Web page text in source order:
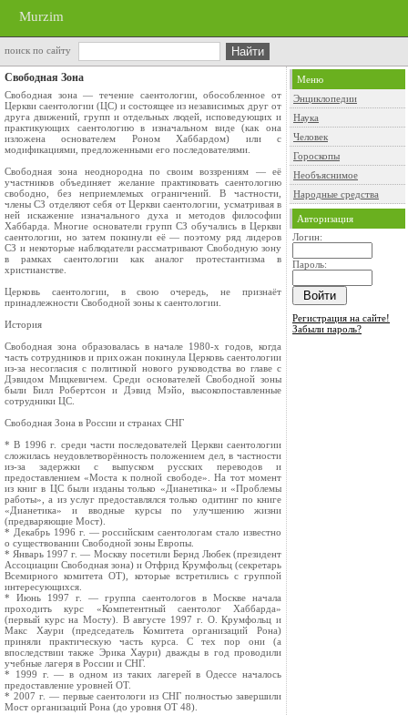
Murzim
поиск по сайту
Свободная Зона
Свободная зона — течение саентологии, обособленное от
Церкви саентологии (ЦС) и состоящее из независимых друг от
друга движений, групп и отдельных людей, исповедующих и
практикующих саентологию в изначальном виде (как она
изложена основателем Роном Хаббардом) или с
модификациями, предложенными его последователями.
Свободная зона неоднородна по своим воззрениям — её
участников объединяет желание практиковать саентологию
свободно, без неприемлемых ограничений. В частности,
члены СЗ отделяют себя от Церкви саентологии, усматривая в
ней искажение изначального духа и методов философии
Хаббарда. Многие основатели групп СЗ обучались в Церкви
саентологии, но затем покинули её — поэтому ряд лидеров
СЗ и некоторые наблюдатели рассматривают Свободную зону
в рамках саентологии как аналог протестантизма в
христианстве.
Церковь саентологии, в свою очередь, не признаёт
принадлежности Свободной зоны к саентологии.
История
Свободная зона образовалась в начале 1980-х годов, когда
часть сотрудников и прихожан покинула Церковь саентологии
из-за несогласия с политикой нового руководства во главе с
Дэвидом Мицкевичем. Среди основателей Свободной зоны
были Билл Робертсон и Дэвид Мэйо, высокопоставленные
сотрудники ЦС.
Свободная Зона в России и странах СНГ
* В 1996 г. среди части последователей Церкви саентологии
сложилась неудовлетворённость положением дел, в частности
из-за задержки c выпуском русских переводов и
предоставлением «Моста к полной свободе». На тот момент
из книг в ЦС были изданы только «Дианетика» и «Проблемы
работы», а из услуг предоставлялся только одитинг по книге
«Дианетика» и вводные курсы по улучшению жизни
(предваряющие Мост).
* Декабрь 1996 г. — российским саентологам стало известно
о существовании Свободной зоны Европы.
* Январь 1997 г. — Москву посетили Бернд Любек (президент
Ассоциации Свободная зона) и Отфрид Крумфольц (секретарь
Всемирного комитета ОТ), которые встретились с группой
интересующихся.
* Июнь 1997 г. — группа саентологов в Москве начала
проходить курс «Компетентный саентолог Хаббарда»
(первый курс на Мосту). В августе 1997 г. О. Крумфольц и
Макс Хаури (председатель Комитета организаций Рона)
приняли практическую часть курса. С тех пор они (а
впоследствии также Эрика Хаури) дважды в год проводили
учебные лагеря в России и СНГ.
* 1999 г. — в одном из таких лагерей в Одессе началось
предоставление уровней OT.
* 2007 г. — первые саентологи из СНГ полностью завершили
Мост организаций Рона (до уровня OT 48).
Меню
Энциклопедии
Наука
Человек
Гороскопы
Необъяснимое
Народные средства
Авторизация
Логин:
Пароль:
Регистрация на сайте!
Забыли пароль?